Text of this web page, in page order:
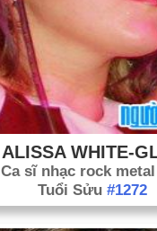
ALISSA WHITE-
Ca sĩ nhạc rock metal
Tuổi Sửu #1272